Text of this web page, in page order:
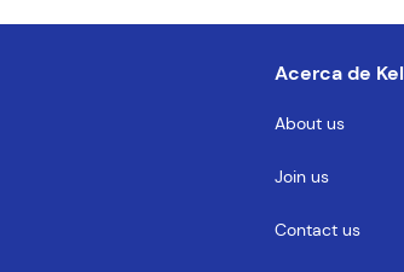
Acerca de Kel
About us
Join us
Contact us